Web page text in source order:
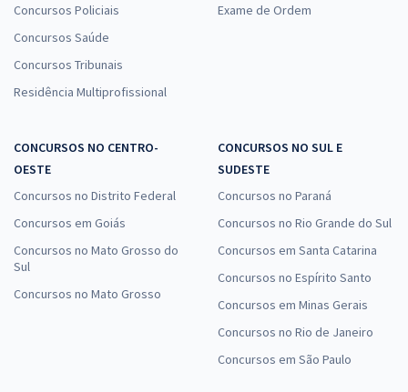
Concursos Policiais
Concursos Saúde
Concursos Tribunais
Residência Multiprofissional
Exame de Ordem
CONCURSOS NO CENTRO-
OESTE
Concursos no Distrito Federal
Concursos em Goiás
Concursos no Mato Grosso do
Sul
Concursos no Mato Grosso
CONCURSOS NO SUL E
SUDESTE
Concursos no Paraná
Concursos no Rio Grande do Sul
Concursos em Santa Catarina
Concursos no Espírito Santo
Concursos em Minas Gerais
Concursos no Rio de Janeiro
Concursos em São Paulo